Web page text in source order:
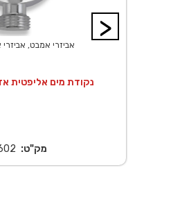
>
אביזרי אמבט,
נקודת מים אליפטית
מק"ט: